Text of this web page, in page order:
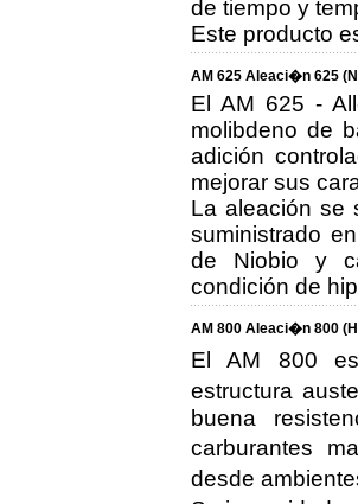
de tiempo y
Este producto
AM 625 Aleaci�n 625
El AM 625 -
molibdeno de
adición
mejorar sus
La aleación se
suministrado
de Niobio y
condición de
AM 800 Aleaci�n 800
El AM 800
estructura
buena
carburantes
desde